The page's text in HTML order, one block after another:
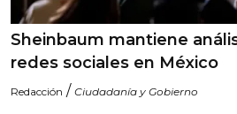
Sheinbaum mantiene
redes sociales en México
Redacción / Ciudadanía y Gobierno